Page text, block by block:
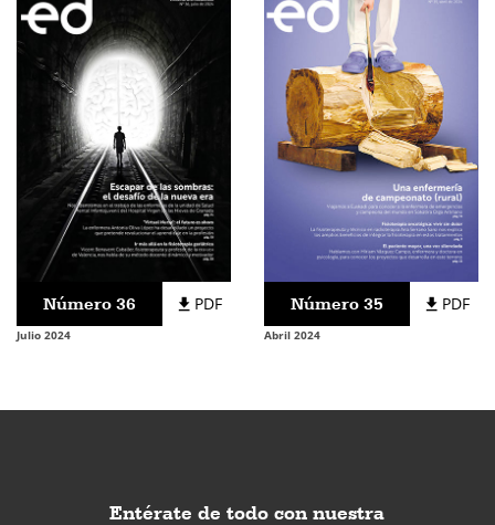
Número 36 PDF
Julio 2024
Número 35 PDF
Abril 2024
Entérate de todo con nuestra